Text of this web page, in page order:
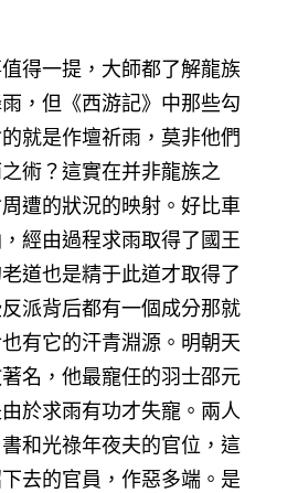
得一提，大師都了解龍族
，但《西游記》中那些勾
就是作壇祈雨，莫非他們
術？這實在并非龍族之
遭的狀況的映射。好比車
經由過程求雨取得了國王
道也是精于此道才取得了
派背后都有一個成分那就
有它的汗青淵源。明朝天
名，他最寵任的羽士邵元
於求雨有功才失寵。兩人
和光祿年夜夫的官位，這
去的官員，作惡多端。是